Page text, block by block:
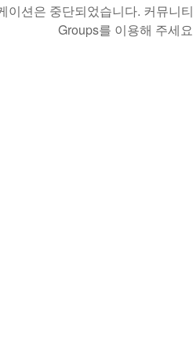
이션은 중단되었습니다. 커뮤니
Groups를 이용해 주세